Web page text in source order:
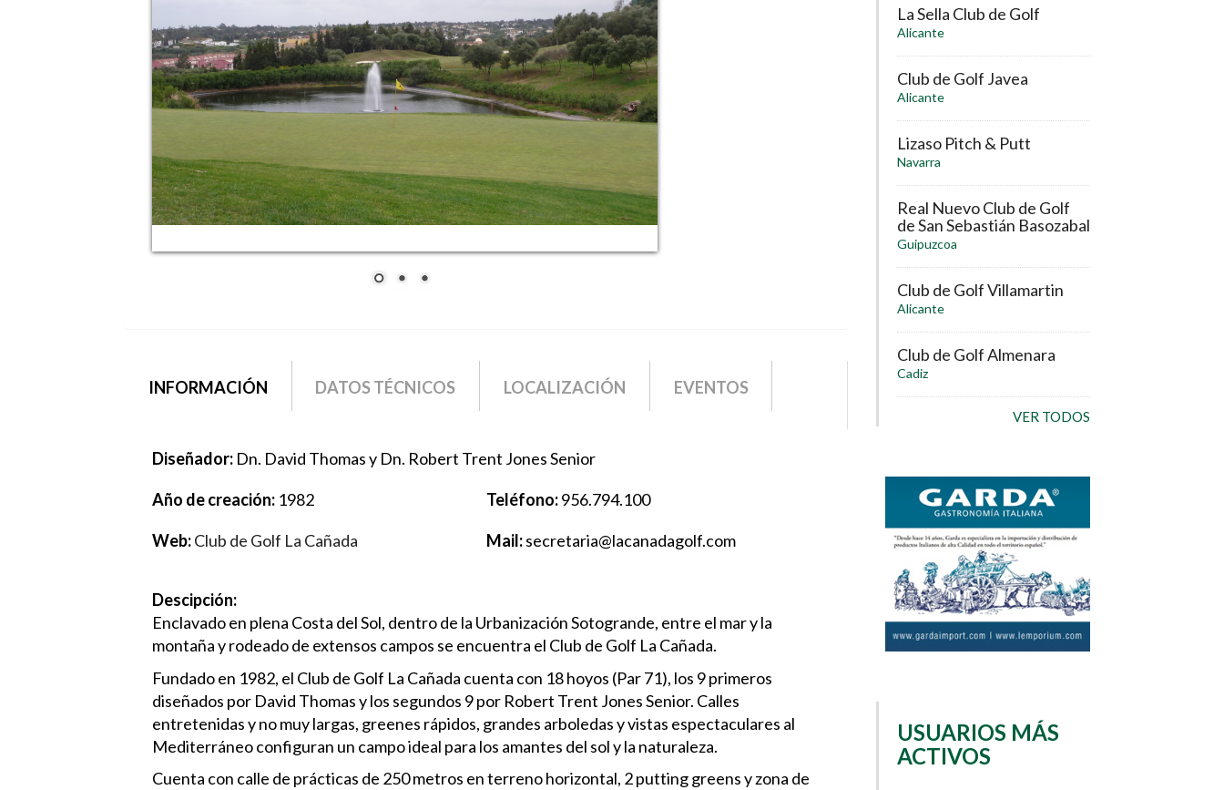
grupo2
INFORMACIÓN (SOLAPA
ACTIVA)
DATOS TÉCNICOS LOCALIZACIÓN EVENTOS
Diseñador: Dn. David Thomas y Dn. Robert Trent Jones Senior
Año de creación: 1982 Teléfono:956.794.100
Web:Club de Golf La Cañada Mail:secretaria@lacanadagolf.com
Descipción:
Enclavado en plena Costa del Sol, dentro de la Urbanización Sotogrande, entre el mar y la
montaña y rodeado de extensos campos se encuentra el Club de Golf La Cañada.
Fundado en 1982, el Club de Golf La Cañada cuenta con 18 hoyos (Par 71), los 9 primeros
diseñados por David Thomas y los segundos 9 por Robert Trent Jones Senior. Calles
entretenidas y no muy largas, greenes rápidos, grandes arboledas y vistas espectaculares al
Mediterráneo configuran un campo ideal para los amantes del sol y la naturaleza.
Cuenta con calle de prácticas de 250 metros en terreno horizontal, 2 putting greens y zona de
La Sella Club de Golf
Alicante
Club de Golf Javea
Alicante
Lizaso Pitch & Putt
Navarra
Real Nuevo Club de Golf
de San Sebastián Basozabal
Guipuzcoa
Club de Golf Villamartin
Alicante
Club de Golf Almenara
Cadiz
VER TODOS
USUARIOS MÁS
ACTIVOS